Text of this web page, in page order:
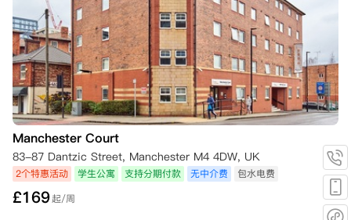
Manchester Court
83-87 Dantzic Street, Manchester M4 4DW, UK
2个特惠活动 学生公寓 支持分期付款 无中介费 包水电费
£169起/周